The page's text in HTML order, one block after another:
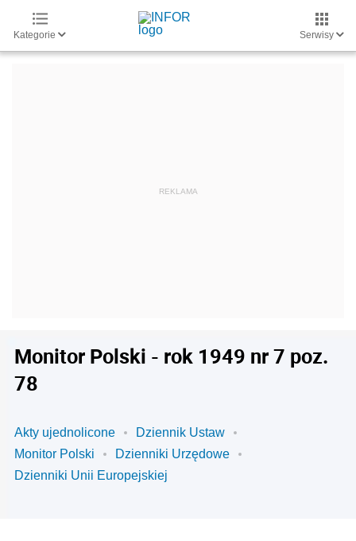
Kategorie Serwisy
Monitor Polski - rok 1949 nr 7 poz.
78
Akty ujednolicone
Dziennik Ustaw
Monitor Polski
Dzienniki Urzędowe
Dzienniki Unii Europejskiej